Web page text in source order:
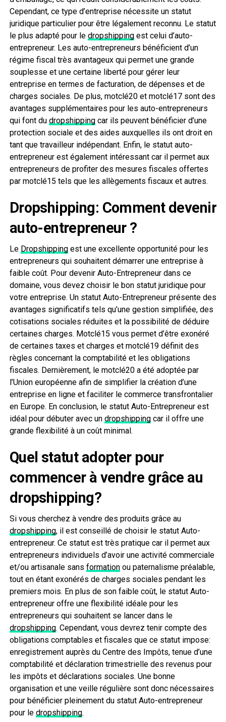
Cependant, ce type d’entreprise nécessite un statut
juridique particulier pour être légalement reconnu. Le statut
le plus adapté pour le dropshippingest celui d’auto-
entrepreneur. Les auto-entrepreneurs bénéficient d’un
régime fiscal très avantageux qui permet une grande
souplesse et une certaine liberté pour gérer leur
entreprise en termes de facturation, de dépenses et de
charges sociales. De plus, motclé20 et motclé17 sont des
avantages supplémentaires pour les auto-entrepreneurs
qui font du dropshippingcar ils peuvent bénéficier d’une
protection sociale et des aides auxquelles ils ont droit en
tant que travailleur indépendant. Enfin, le statut auto-
entrepreneur est également intéressant car il permet aux
entrepreneurs de profiter des mesures fiscales offertes
par motclé15 tels que les allègements fiscaux et autres.
Dropshipping: Comment devenir
auto-entrepreneur ?
Le Dropshippingest une excellente opportunité pour les
entrepreneurs qui souhaitent démarrer une entreprise à
faible coût. Pour devenir Auto-Entrepreneur dans ce
domaine, vous devez choisir le bon statut juridique pour
votre entreprise. Un statut Auto-Entrepreneur présente des
avantages significatifs tels qu’une gestion simplifiée, des
cotisations sociales réduites et la possibilité de déduire
certaines charges. Motclé15 vous permet d’être exonéré
de certaines taxes et charges et motclé19 définit des
règles concernant la comptabilité et les obligations
fiscales. Dernièrement, le motclé20 a été adoptée par
l’Union européenne afin de simplifier la création d’une
entreprise en ligne et faciliter le commerce transfrontalier
en Europe. En conclusion, le statut Auto-Entrepreneur est
idéal pour débuter avec un dropshippingcar il offre une
grande flexibilité à un coût minimal.
Quel statut adopter pour
commencer à vendre grâce au
dropshipping?
Si vous cherchez à vendre des produits grâce au
dropshipping, il est conseillé de choisir le statut Auto-
entrepreneur. Ce statut est très pratique car il permet aux
entrepreneurs individuels d’avoir une activité commerciale
et/ou artisanale sans formationou paternalisme préalable,
tout en étant exonérés de charges sociales pendant les
premiers mois. En plus de son faible coût, le statut Auto-
entrepreneur offre une flexibilité idéale pour les
entrepreneurs qui souhaitent se lancer dans le
dropshipping. Cependant, vous devrez tenir compte des
obligations comptables et fiscales que ce statut impose:
enregistrement auprès du Centre des Impôts, tenue d’une
comptabilité et déclaration trimestrielle des revenus pour
les impôts et déclarations sociales. Une bonne
organisation et une veille régulière sont donc nécessaires
pour bénéficier pleinement du statut Auto-entrepreneur
pour le dropshipping.